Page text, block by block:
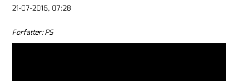
21-07-2016, 07:28
Forfatter: PS